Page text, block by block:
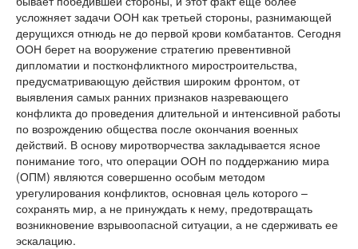
усложняет задачи ООН как третьей стороны, разнимающей
дерущихся отнюдь не до первой крови комбатантов. Сегодня
ООН берет на вооружение стратегию превентивной
дипломатии и постконфликтного миростроительства,
предусматривающую действия широким фронтом, от
выявления самых ранних признаков назревающего
конфликта до проведения длительной и интенсивной работы
по возрождению общества после окончания военных
действий. В основу миротворчества закладывается ясное
понимание того, что операции ООН по поддержанию мира
(ОПМ) являются совершенно особым методом
урегулирования конфликтов, основная цель которого –
сохранять мир, а не принуждать к нему, предотвращать
возникновение взрывоопасной ситуации, а не сдерживать ее
эскалацию.